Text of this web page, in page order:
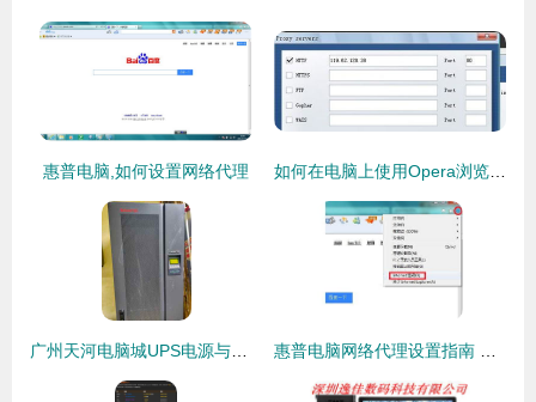
惠普电脑,如何设置网络代理 如何在电脑上使用Opera浏览器访问手机网站及设置代理进行软硬件代购代销业务指南
广州天河电脑城UPS电源与计算机耗材服务指南 惠普电脑网络代理设置指南 代购代销计算机软硬件全解析